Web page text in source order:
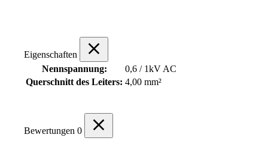
Eigenschaften
Nennspannung:
0,6 / 1kV AC
Querschnitt des Leiters: 4,00 mm²
Bewertungen 0